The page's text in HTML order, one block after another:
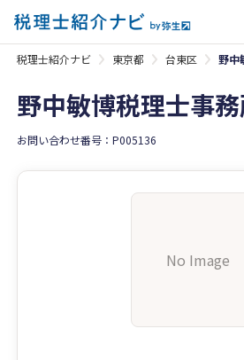
税理士紹介ナビ 東京都 台東区 野中
野中敏博税理士事
お問い合わせ番号：P005136
No Image